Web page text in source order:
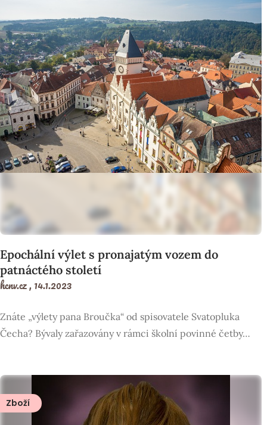
Epochální výlet s pronajatým vozem do
patnáctého století
hcnv.cz ,14.1.2023
Znáte „výlety pana Broučka“ od spisovatele Svatopluka
Čecha? Bývaly zařazovány v rámci školní povinné četby…
Zboží